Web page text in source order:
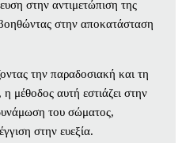
στην αντιμετώπιση της
στην αποκατάσταση
την παραδοσιακή και τη
μέθοδος αυτή εστιάζει στην
του σώματος,
στην ευεξία.